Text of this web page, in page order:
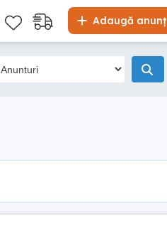
Adaugă anunț